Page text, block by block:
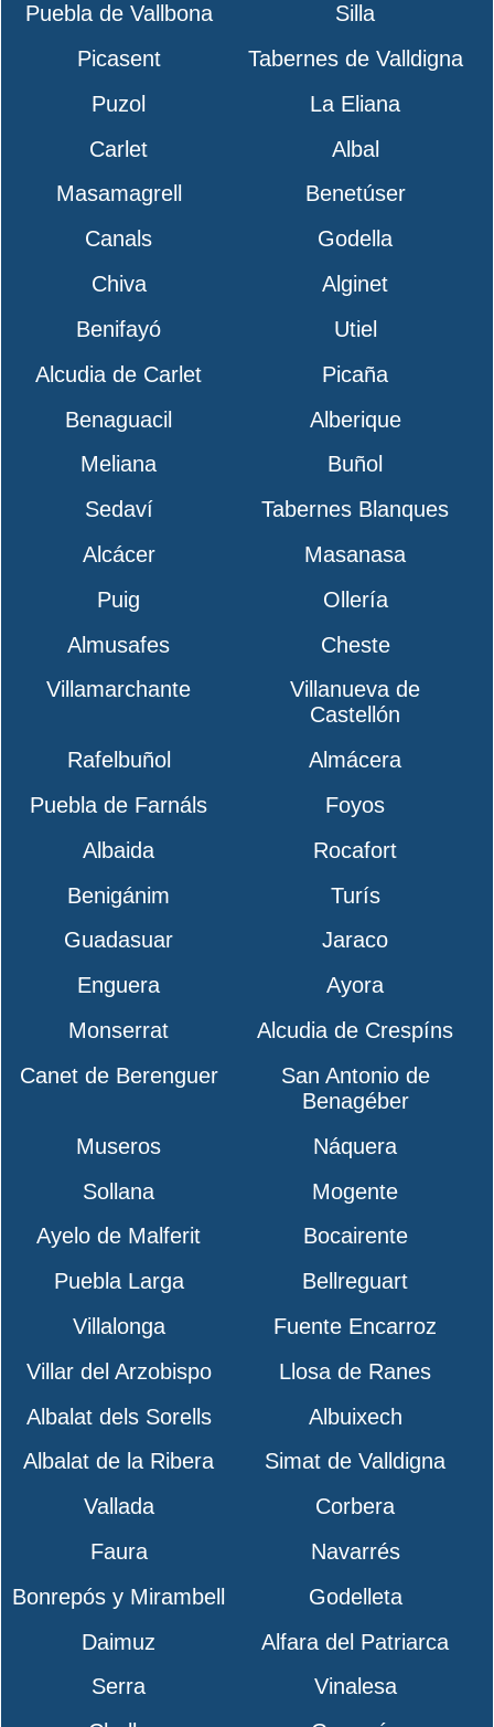
Puebla de Vallbona
Silla
Picasent
Tabernes de Valldigna
Puzol
La Eliana
Carlet
Albal
Masamagrell
Benetúser
Canals
Godella
Chiva
Alginet
Benifayó
Utiel
Alcudia de Carlet
Picaña
Benaguacil
Alberique
Meliana
Buñol
Sedaví
Tabernes Blanques
Alcácer
Masanasa
Puig
Ollería
Almusafes
Cheste
Villamarchante
Villanueva de
Castellón
Rafelbuñol
Almácera
Puebla de Farnáls
Foyos
Albaida
Rocafort
Benigánim
Turís
Guadasuar
Jaraco
Enguera
Ayora
Monserrat
Alcudia de Crespíns
Canet de Berenguer
San Antonio de
Benagéber
Museros
Náquera
Sollana
Mogente
Ayelo de Malferit
Bocairente
Puebla Larga
Bellreguart
Villalonga
Fuente Encarroz
Villar del Arzobispo
Llosa de Ranes
Albalat dels Sorells
Albuixech
Albalat de la Ribera
Simat de Valldigna
Vallada
Corbera
Faura
Navarrés
Bonrepós y Mirambell
Godelleta
Daimuz
Alfara del Patriarca
Serra
Vinalesa